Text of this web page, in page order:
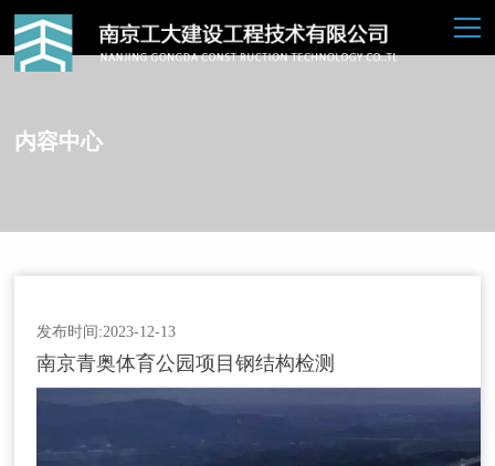
内容中心
发布时间:2023-12-13
南京青奥体育公园项目钢结构检测